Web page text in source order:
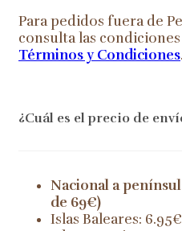
Para pedidos fuera de
consulta las
Términos y Condiciones.
¿Cuál es el precio de
Nacional a
de 69€)
Islas Baleares: 6.95€